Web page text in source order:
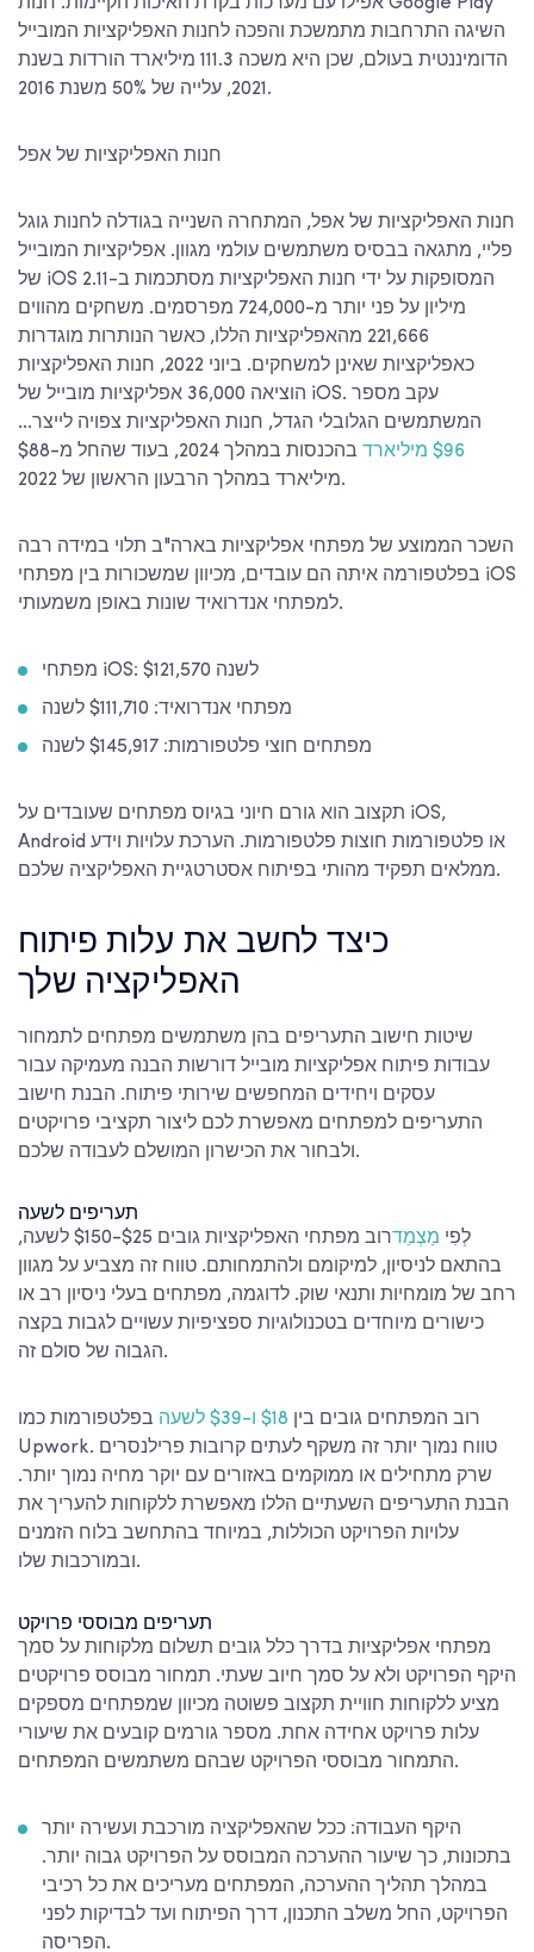
השיגה התרחבות מתמשכת והפכה לחנות האפליקציות המובייל
הדומיננטית בעולם, שכן היא משכה 111.3 מיליארד הורדות בשנת
2021, עלייה של 50% משנת 2016.
חנות האפליקציות של אפל
חנות האפליקציות של אפל, המתחרה השנייה בגודלה לחנות גוגל
פליי, מתגאה בבסיס משתמשים עולמי מגוון. אפליקציות המובייל
של iOS המסופקות על ידי חנות האפליקציות מסתכמות ב-2.11
מיליון על פני יותר מ-724,000 מפרסמים. משחקים מהווים
221,666 מהאפליקציות הללו, כאשר הנותרות מוגדרות
כאפליקציות שאינן למשחקים. ביוני 2022, חנות האפליקציות
הוציאה 36,000 אפליקציות מובייל של iOS. עקב מספר
המשתמשים הגלובלי הגדל, חנות האפליקציות צפויה לייצר...
$96 מיליארד
בהכנסות במהלך 2024, בעוד שהחל מ-$88
מיליארד במהלך הרבעון הראשון של 2022.
השכר הממוצע של מפתחי אפליקציות בארה"ב תלוי במידה רבה
בפלטפורמה איתה הם עובדים, מכיוון שמשכורות בין מפתחי iOS
למפתחי אנדרואיד שונות באופן משמעותי.
מפתחי iOS: $121,570 לשנה
מפתחי אנדרואיד: $111,710 לשנה
מפתחים חוצי פלטפורמות: $145,917 לשנה
תקצוב הוא גורם חיוני בגיוס מפתחים שעובדים על iOS,
Android או פלטפורמות חוצות פלטפורמות. הערכת עלויות וידע
ממלאים תפקיד מהותי בפיתוח אסטרטגיית האפליקציה שלכם.
כיצד לחשב את עלות פיתוח
שיטות חישוב התעריפים בהן משתמשים מפתחים לתמחור
עבודות פיתוח אפליקציות מובייל דורשות הבנה מעמיקה עבור
עסקים ויחידים המחפשים שירותי פיתוח. הבנת חישוב
התעריפים למפתחים מאפשרת לכם ליצור תקציבי פרויקטים
ולבחור את הכישרון המושלם לעבודה שלכם.
תעריפים לשעה
לְפִי מַצְמֵד
רוב מפתחי האפליקציות גובים $25-$150 לשעה,
בהתאם לניסיון, למיקומם ולהתמחותם. טווח זה מצביע על מגוון
רחב של מומחיות ותנאי שוק. לדוגמה, מפתחים בעלי ניסיון רב או
כישורים מיוחדים בטכנולוגיות ספציפיות עשויים לגבות בקצה
הגבוה של סולם זה.
רוב המפתחים גובים בין $18 ו-$39 לשעה
בפלטפורמות כמו
Upwork. טווח נמוך יותר זה משקף לעתים קרובות פרילנסרים
שרק מתחילים או ממוקמים באזורים עם יוקר מחיה נמוך יותר.
הבנת התעריפים השעתיים הללו מאפשרת ללקוחות להעריך את
עלויות הפרויקט הכוללות, במיוחד בהתחשב בלוח הזמנים
ובמורכבות שלו.
תעריפים מבוססי פרויקט
מפתחי אפליקציות בדרך כלל גובים תשלום מלקוחות על סמך
היקף הפרויקט ולא על סמך חיוב שעתי. תמחור מבוסס פרויקטים
מציע ללקוחות חוויית תקצוב פשוטה מכיוון שמפתחים מספקים
עלות פרויקט אחידה אחת. מספר גורמים קובעים את שיעורי
התמחור מבוססי הפרויקט שבהם משתמשים המפתחים.
היקף העבודה: ככל שהאפליקציה מורכבת ועשירה יותר
בתכונות, כך שיעור ההערכה המבוסס על הפרויקט גבוה יותר.
במהלך תהליך ההערכה, המפתחים מעריכים את כל רכיבי
הפרויקט, החל משלב התכנון, דרך הפיתוח ועד לבדיקות לפני
הפריסה.